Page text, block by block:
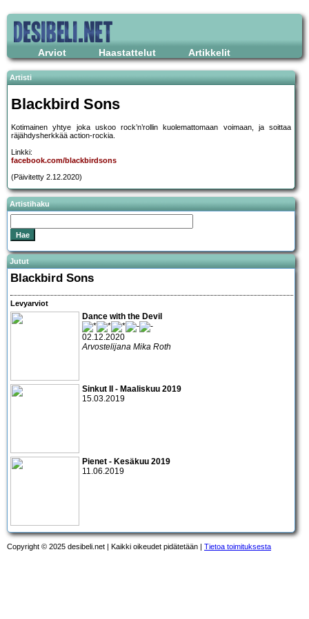
Arviot Haastattelut Artikkelit
Artisti
Blackbird Sons
Kotimainen yhtye joka uskoo rock’n’rollin kuolemattomaan voimaan, ja soittaa
räjähdysherkkää action-rockia.
Linkki:
facebook.com/blackbirdsons
(Päivitetty 2.12.2020)
Artistihaku
Jutut
Blackbird Sons
Levyarviot
Dance with the Devil
02.12.2020
Arvostelijana Mika Roth
Sinkut II - Maaliskuu 2019
15.03.2019
Pienet - Kesäkuu 2019
11.06.2019
Copyright © 2025 desibeli.net | Kaikki oikeudet pidätetään | Tietoa toimituksesta